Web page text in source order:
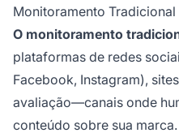
Monitoramento Tradicional
O monitoramento
plataformas de redes
Facebook, Instagram),
avaliação—canais onde
conteúdo sobre sua marca.